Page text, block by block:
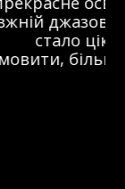
що тут